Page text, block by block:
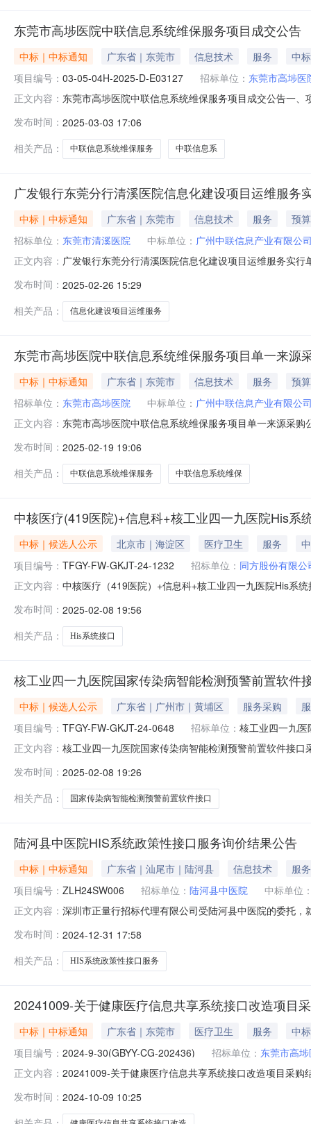
东莞市高埗医院中联信息系统维保服务项目成交公告
中标｜中标通知 广东省｜东莞市 信息技术 服务
中
项目编号： 03-05-04H-2025-D-E03127 招标单位： 东莞市高埗医
正文内容： 东莞市高埗医院中联信息系统维保服务项目成交公告一
供应商名称服务名称服务范围服务要求服务时间服务标
月详见采购文
发布时间： 2025-03-03 17:06
相关产品：
中联信息系统维保服务 中联信息系
广发银行东莞分行清溪医院信息化建设项目运维服务
中标｜中标通知 广东省｜东莞市 信息技术 服务
预
招标单位： 东莞市清溪医院 中标单位： 广州中联信息产业有限公
正文内容： 广发银行东莞分行清溪医院信息化建设项目运维服务实
购方式的原因及说明:只能从唯一供应商处采购。二、拟
26日至202
发布时间： 2025-02-26 15:29
相关产品：
信息化建设项目运维服务
东莞市高埗医院中联信息系统维保服务项目单一来源
中标｜中标通知 广东省｜东莞市 信息技术 服务
预
招标单位： 东莞市高埗医院 中标单位： 广州中联信息产业有限公
正文内容： 东莞市高埗医院中联信息系统维保服务项目单一来源采
供应商信息名称：广州中联信息产业有限公司地址：广
购人联系人：东
发布时间： 2025-02-19 19:06
相关产品：
中联信息系统维保服务 中联信息系统维保
中核医疗(419医院)+信息科+核工业四一九医院His系
中标｜候选人公示 北京市｜海淀区 医疗卫生 服务
项目编号： TFGY-FW-GKJT-24-1232 招标单位： 同方股份有限公
正文内容： 中核医疗（419医院）+信息科+核工业四一九医院His系
示期：2025年02月08日19时30分-2025年02月11日19时
发布时间： 2025-02-08 19:56
相关产品：
His系统接口
核工业四一九医院国家传染病智能检测预警前置软件
中标｜候选人公示 广东省｜广州市｜黄埔区 服务采购
项目编号： TFGY-FW-GKJT-24-0648 招标单位： 核工业四一九医
正文内容： 核工业四一九医院国家传染病智能检测预警前置软件接
00分3、本项目的评审工作已经结束，评审委员会推荐成
发布时间： 2025-02-08 19:26
相关产品：
国家传染病智能检测预警前置软件接口
陆河县中医院HIS系统政策性接口服务询价结果公告
中标｜中标通知 广东省｜汕尾市｜陆河县 信息技术
服务
项目编号： ZLH24SW006 招标单位： 陆河县中医院
中标单位
正文内容： 深圳市正量行招标代理有限公司受陆河县中医院的委托
（人民币贰拾伍万元整）联系地址：广州市黄埔区科学
侧后100
发布时间： 2024-12-31 17:58
相关产品：
HIS系统政策性接口服务
20241009-关于健康医疗信息共享系统接口改造项目
中标｜中标通知 广东省｜东莞市 医疗卫生 服务
中
项目编号： 2024-9-30(GBYY-CG-202436) 招标单位： 东莞市高
正文内容： 20241009-关于健康医疗信息共享系统接口改造项目采
期无九定标日期（注明招标文件编号）2024-9-30（
标
发布时间： 2024-10-09 10:25